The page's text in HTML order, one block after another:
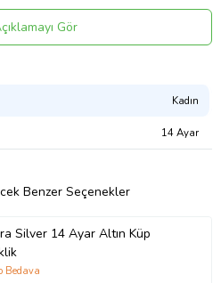
Gör
Kadın
14 Ayar
Benzer Seçenekler
Silver 14 Ayar Altın Küp
Bedava